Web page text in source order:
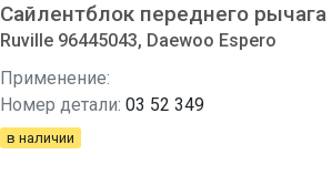
Сайлентблок переднего рычага
Ruville 96445043, Daewoo Espero
Применение:
Номер детали: 03 52 349
в наличии